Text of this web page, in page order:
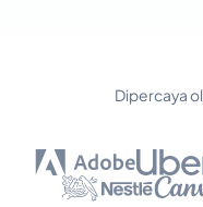
Dipercaya